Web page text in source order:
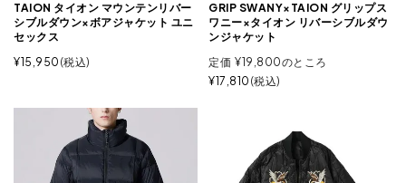
TAION タイオン マウンテンリバー
シブルダウン×ボアジャケット ユニ
セックス
¥15,950 税込
GRIP SWANY×TAION グリップス
ワニー×タイオン リバーシブルダウ
ンジャケット
定価 ¥19,800のところ
¥17,810 税込